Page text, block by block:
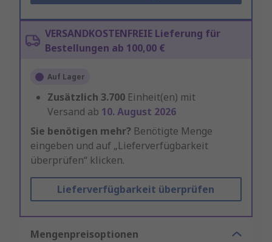
VERSANDKOSTENFREIE Lieferung für
Bestellungen ab 100,00 €
Auf Lager
Zusätzlich 3.700 Einheit(en) mit
Versand ab 10. August 2026
Sie benötigen mehr? Benötigte Menge
eingeben und auf „Lieferverfügbarkeit
überprüfen“ klicken.
Lieferverfügbarkeit überprüfen
Mengenpreisoptionen